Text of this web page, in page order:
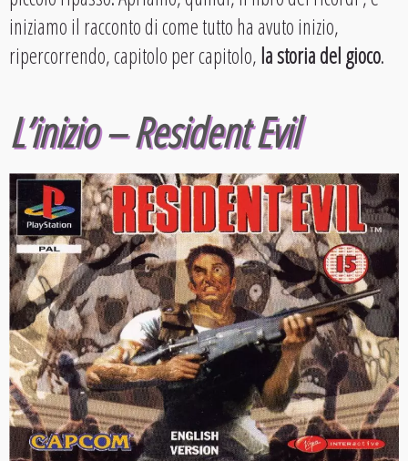
iniziamo il racconto di come tutto ha avuto inizio,
ripercorrendo, capitolo per capitolo,la storia del gioco.
L’inizio – Resident Evil